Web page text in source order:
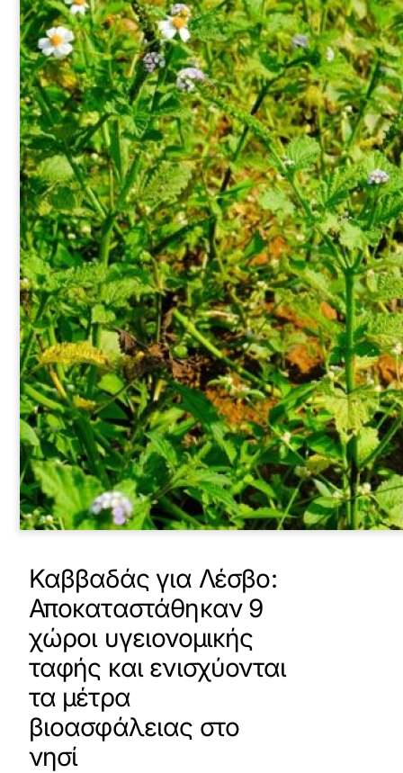
Καββαδάς για Λέσβο:
Αποκαταστάθηκαν 9
χώροι υγειονομικής
ταφής και ενισχύονται
τα μέτρα
βιοασφάλειας στο
νησί